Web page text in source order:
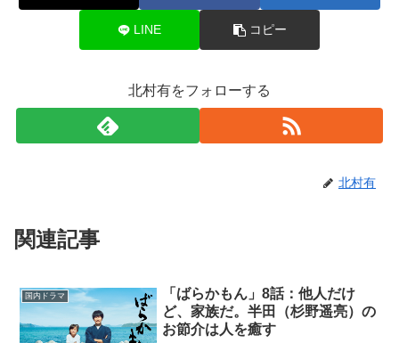
LINE コピー
北村有をフォローする
北村有
関連記事
国内ドラマ
「ばらかもん」8話：他人だけ
ど、家族だ。半田（杉野遥亮）の
お節介は人を癒す